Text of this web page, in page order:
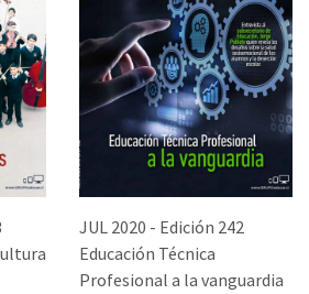
JUL 2020 - Edición 242
Educación Técnica
Profesional a la vanguardia